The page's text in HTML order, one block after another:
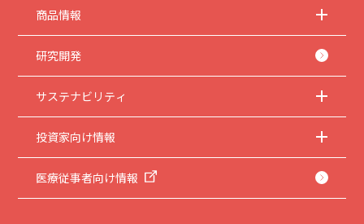
商品情報
研究開発
サステナビリティ
投資家向け情報
医療従事者向け情報